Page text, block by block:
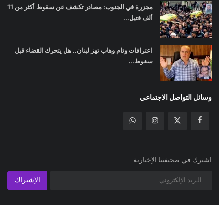
مجزرة في الجنوب: مصادر تكشف عن سقوط أكثر من 11
ألف قتيل...
اعترافات وئام وهاب تهز لبنان.. هل يتحرك القضاء قبل
سقوط...
وسائل التواصل الاجتماعي
اشترك في صحيفتنا الإخبارية
الإشتراك